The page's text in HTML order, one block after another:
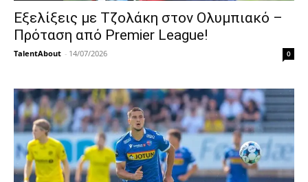
Εξελίξεις με Τζολάκη στον Ολυμπιακό –
Πρόταση από Premier League!
TalentAbout - 14/07/2026 0